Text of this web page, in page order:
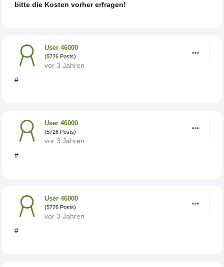
bitte die Kosten vorher erfragen!
User 46000
(5726 Posts)
vor 3 Jahren
#
User 46000
(5726 Posts)
vor 3 Jahren
#
User 46000
(5726 Posts)
vor 3 Jahren
#